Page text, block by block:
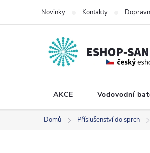
Novinky Kontakty
AKCE Vodovodní
Domů Příslušenství do sprch